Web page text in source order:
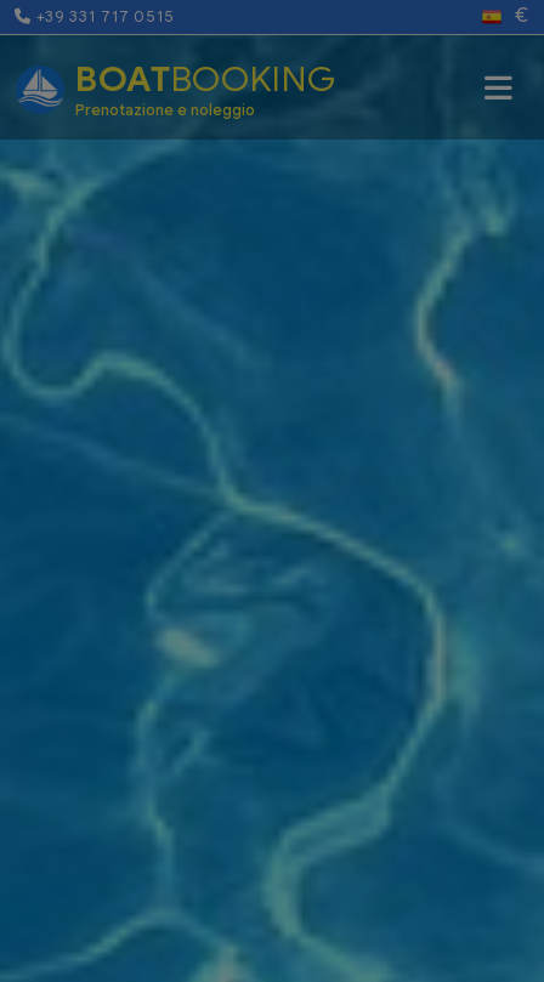
+39 331 717 0515 €
BOATBOOKING
Prenotazione e noleggio